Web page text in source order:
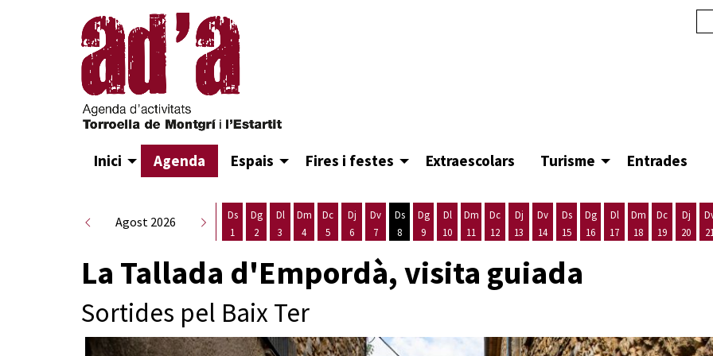
Inici Agenda Espais Fires i festes Extraescolars Turisme Entrades
Agost 2026
Ds
1
Dg
2
Dl
3
Dm
4
Dc
5
Dj
6
Dv
7
Ds
8
Dg
9
Dl
10
Dm
11
Dc
12
Dj
13
Dv
14
Ds
15
Dg
16
Dl
17
Dm
18
Dc
19
Dj
20
La Tallada d'Empordà, visita guiada
Sortides pel Baix Ter